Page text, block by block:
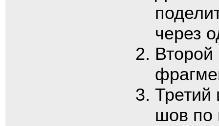
через
шов по